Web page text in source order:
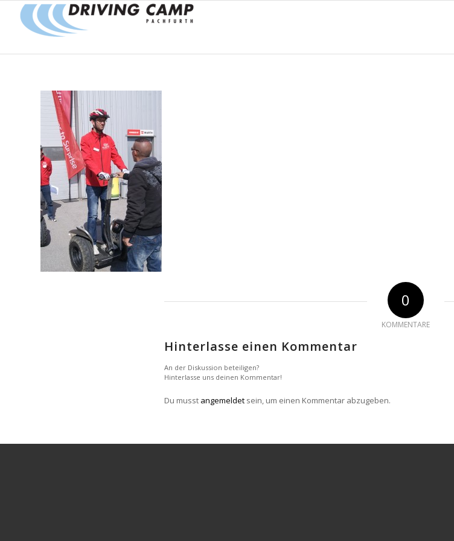
0
KOMMENTARE
Hinterlasse einen Kommentar
An der Diskussion beteiligen?
Hinterlasse uns deinen Kommentar!
Du musst angemeldet sein, um einen Kommentar abzugeben.